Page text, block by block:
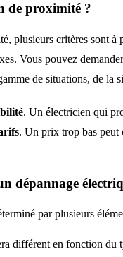
de proximité ?
plusieurs critères sont à
Vous pouvez
de situations, de la
. Un électricien qui
. Un prix trop bas peut
dépannage
par plusieurs
différent en fonction du